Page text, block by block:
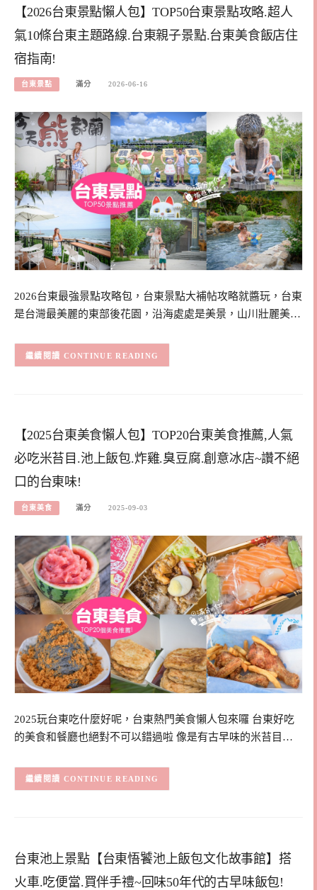
【2026台東景點懶人包】TOP50台東景點攻略.超人
氣10條台東主題路線.台東親子景點.台東美食飯店住
宿指南!
台東景點 滿分 2026-06-16
2026台東最強景點攻略包，台東景點大補帖攻略就醬玩，台東
是台灣最美麗的東部後花園，沿海處處是美景，山川壯麗美…
CONTINUE READING
【2025台東美食懶人包】TOP20台東美食推薦,人氣
必吃米苔目.池上飯包.炸雞.臭豆腐.創意冰店~讚不絕
口的台東味!
台東美食 滿分 2025-09-03
2025玩台東吃什麼好呢，台東熱門美食懶人包來囉 台東好吃
的美食和餐廳也絕對不可以錯過啦 像是有古早味的米苔目…
CONTINUE READING
台東池上景點【台東悟饕池上飯包文化故事館】搭
火車.吃便當.買伴手禮~回味50年代的古早味飯包!